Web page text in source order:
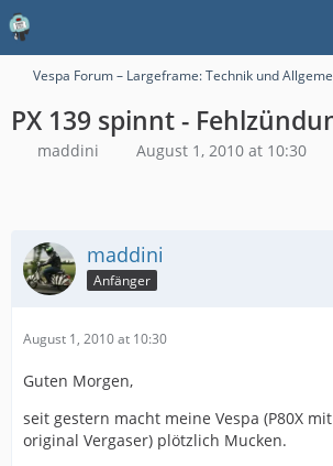
Vespa Forum – Largeframe: Technik und
PX 139 spinnt -
maddini August 1, 2010 at 10:30
maddini
Anfänger
August 1, 2010 at 10:30
Guten Morgen,
seit gestern macht meine Vespa (P80X
original Vergaser) plötzlich Mucken.